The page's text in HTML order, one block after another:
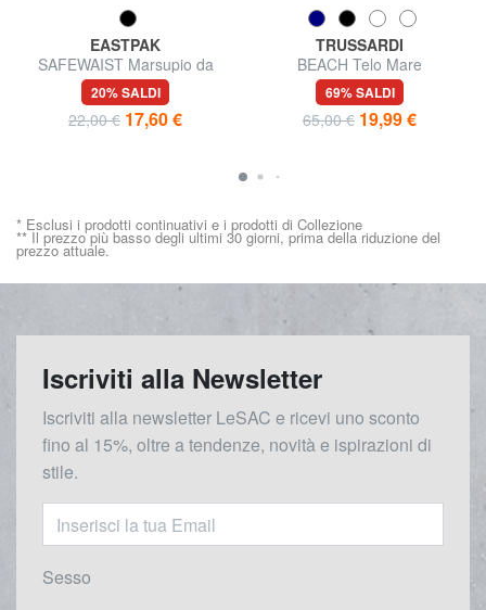
EASTPAK
SAFEWAIST Marsupio da
viaggio sicuro, da indossare
sotto gli indumenti
20% SALDI
22,00 € 17,60 €
TRUSSARDI
BEACH Telo Mare
69% SALDI
65,00 € 19,99 €
* Esclusi i prodotti continuativi e i prodotti di Collezione
** Il prezzo più basso degli ultimi 30 giorni, prima della riduzione del
prezzo attuale.
Iscriviti alla Newsletter
Iscriviti alla newsletter LeSAC e ricevi uno sconto
fino al 15%, oltre a tendenze, novità e ispirazioni di
stile.
Sesso